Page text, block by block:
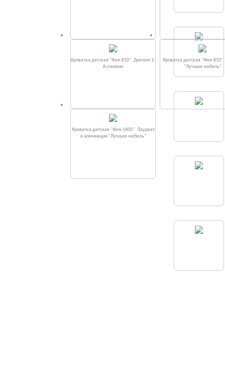
Кроватка детская "Фея-810". Диплом 1-
й степени
Кроватка детская "Фея-
"Лучшая мебель"
Кроватка детская "Фея-1400". Лауреат
в номинации "Лучшая мебель"